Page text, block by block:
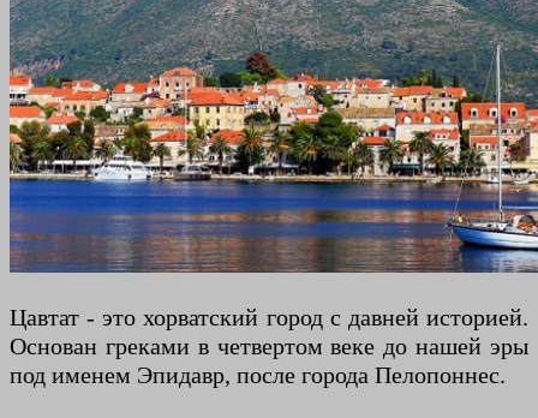
Цавтат - это хорватский город с давней историей.
Основан греками в четвертом веке до нашей эры
под именем Эпидавр, после города Пелопоннес.